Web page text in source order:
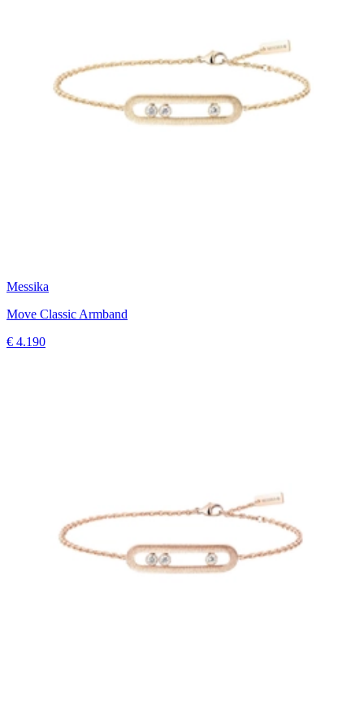
Messika
Move Classic Armband
€ 4.190